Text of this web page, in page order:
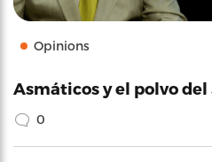
Opinions
Asmáticos y el polvo del
0